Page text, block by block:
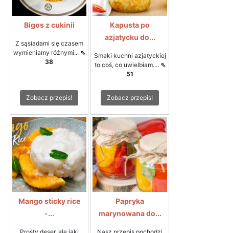
Bigos z cukinii
Z sąsiadami się czasem
wymieniamy różnymi... ⇖
38
Zobacz przepis!
Kapusta po
azjatycku do...
Smaki kuchni azjatyckiej
to coś, co uwielbiam.... ⇖
51
Zobacz przepis!
Mango sticky rice
-...
Papryka
marynowana do...